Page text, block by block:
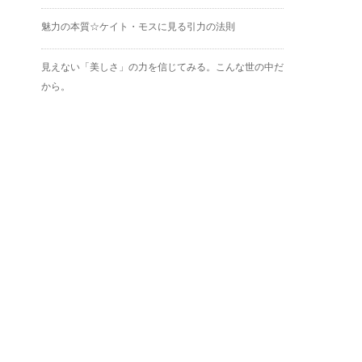
魅力の本質☆ケイト・モスに見る引力の法則
見えない「美しさ」の力を信じてみる。こんな世の中だ
から。